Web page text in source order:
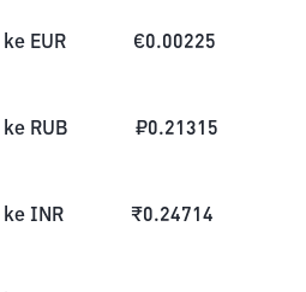
ke EUR €0.00225
ke RUB ₽0.21315
ke INR ₹0.24714